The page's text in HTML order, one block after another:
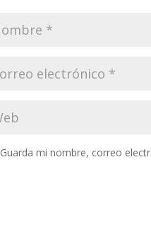
Guarda mi nombre, correo